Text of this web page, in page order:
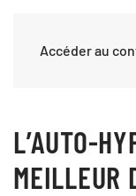
Accéder au
L’AUTO-
MEILLEUR